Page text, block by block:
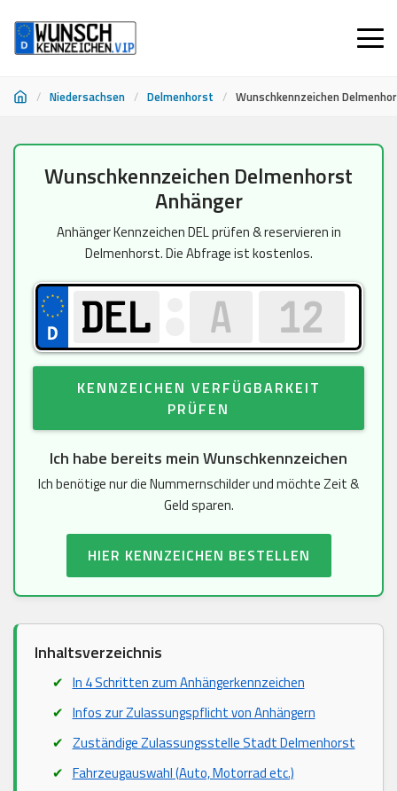
/ Niedersachsen / Delmenhorst / Wunschkennzeichen
Wunschkennzeichen Delmenhorst
Anhänger
Anhänger Kennzeichen DEL prüfen & reservieren in
Delmenhorst. Die Abfrage ist kostenlos.
KENNZEICHEN VERFÜGBARKEIT
PRÜFEN
Ich habe bereits mein Wunschkennzeichen
Ich benötige nur die Nummernschilder und möchte Zeit &
Geld sparen.
HIER KENNZEICHEN BESTELLEN
Inhaltsverzeichnis
In 4 Schritten zum Anhängerkennzeichen
Infos zur Zulassungspflicht von Anhängern
Zuständige Zulassungsstelle Stadt Delmenhorst
Fahrzeugauswahl (Auto, Motorrad etc.)